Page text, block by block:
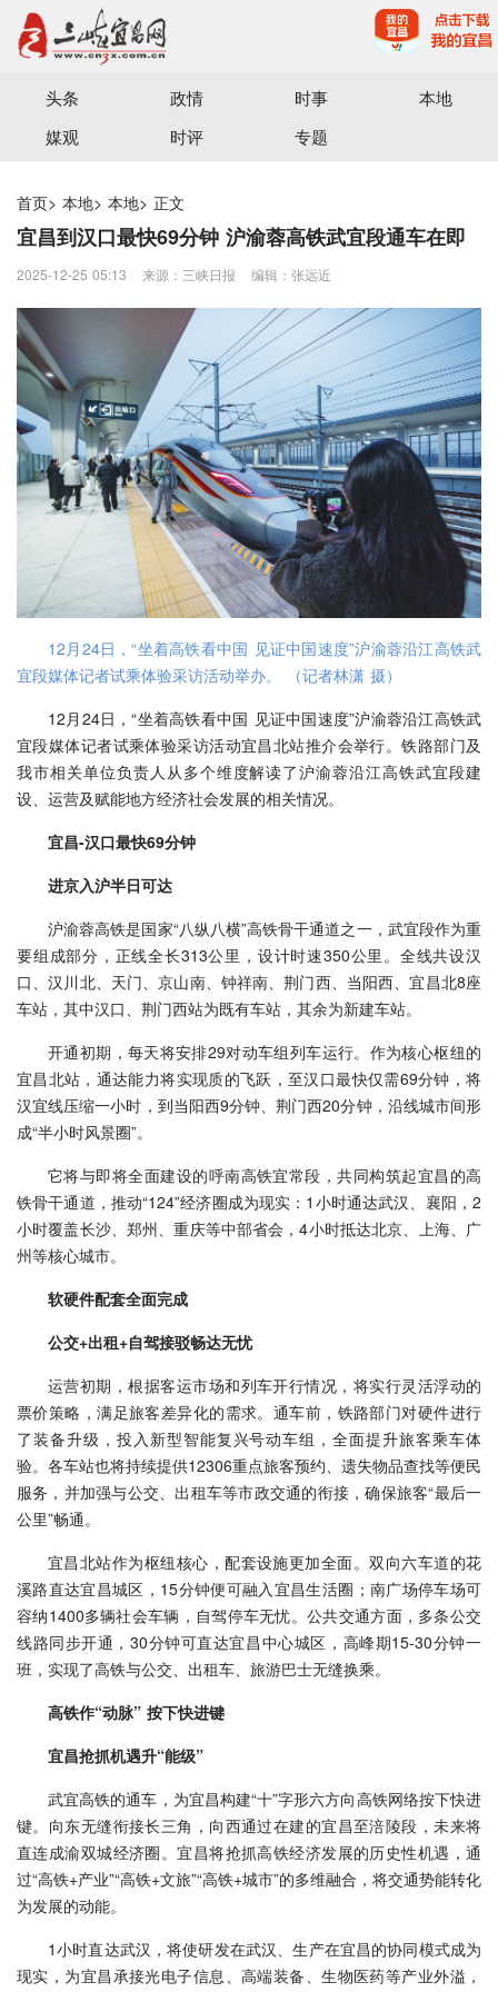
宜昌三峡融媒体中心主办
头条 政情 时事
本地
媒观
时评 专题
首页> 本地> 本地> 正文
宜昌到汉口最快69分钟 沪渝蓉高铁武宜段通车在即
2025-12-25 05:13 来源：三峡日报 编辑：张远近
12月24日，“坐着高铁看中国 见证中国速度”沪渝蓉沿江高铁武
宜段媒体记者试乘体验采访活动举办。 （记者林潇 摄）
12月24日，“坐着高铁看中国 见证中国速度”沪渝蓉沿江高铁武
宜段媒体记者试乘体验采访活动宜昌北站推介会举行。铁路部门及
我市相关单位负责人从多个维度解读了沪渝蓉沿江高铁武宜段建
设、运营及赋能地方经济社会发展的相关情况。
宜昌-汉口最快69分钟
进京入沪半日可达
沪渝蓉高铁是国家“八纵八横”高铁骨干通道之一，武宜段作为重
要组成部分，正线全长313公里，设计时速350公里。全线共设汉
口、汉川北、天门、京山南、钟祥南、荆门西、当阳西、宜昌北8座
车站，其中汉口、荆门西站为既有车站，其余为新建车站。
开通初期，每天将安排29对动车组列车运行。作为核心枢纽的
宜昌北站，通达能力将实现质的飞跃，至汉口最快仅需69分钟，将
汉宜线压缩一小时，到当阳西9分钟、荆门西20分钟，沿线城市间形
成“半小时风景圈”。
它将与即将全面建设的呼南高铁宜常段，共同构筑起宜昌的高
铁骨干通道，推动“124”经济圈成为现实：1小时通达武汉、襄阳，2
小时覆盖长沙、郑州、重庆等中部省会，4小时抵达北京、上海、广
州等核心城市。
软硬件配套全面完成
公交+出租+自驾接驳畅达无忧
运营初期，根据客运市场和列车开行情况，将实行灵活浮动的
票价策略，满足旅客差异化的需求。通车前，铁路部门对硬件进行
了装备升级，投入新型智能复兴号动车组，全面提升旅客乘车体
验。各车站也将持续提供12306重点旅客预约、遗失物品查找等便民
服务，并加强与公交、出租车等市政交通的衔接，确保旅客“最后一
公里”畅通。
宜昌北站作为枢纽核心，配套设施更加全面。双向六车道的花
溪路直达宜昌城区，15分钟便可融入宜昌生活圈；南广场停车场可
容纳1400多辆社会车辆，自驾停车无忧。公共交通方面，多条公交
线路同步开通，30分钟可直达宜昌中心城区，高峰期15-30分钟一
班，实现了高铁与公交、出租车、旅游巴士无缝换乘。
高铁作“动脉” 按下快进键
宜昌抢抓机遇升“能级”
武宜高铁的通车，为宜昌构建“十”字形六方向高铁网络按下快进
键。向东无缝衔接长三角，向西通过在建的宜昌至涪陵段，未来将
直连成渝双城经济圈。宜昌将抢抓高铁经济发展的历史性机遇，通
过“高铁+产业”“高铁+文旅”“高铁+城市”的多维融合，将交通势能转化
为发展的动能。
1小时直达武汉，将使研发在武汉、生产在宜昌的协同模式成为
现实，为宜昌承接光电子信息、高端装备、生物医药等产业外溢，